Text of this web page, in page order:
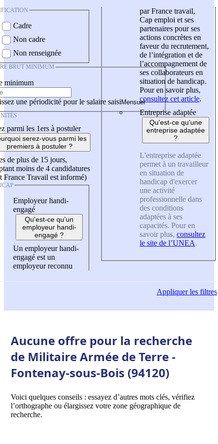
Cadre
Non cadre
Non renseignée
BRUT MINIMUM
minimum
une périodicité pour le salaire saisi
parmi les 1ers à postuler
serez-vous parmi les
premiers à postuler ?
de plus de 15 jours,
moins de 4 candidatures
France Travail est informé)
Employeur handi-
engagé
Qu'est-ce qu'un
employeur handi-
engagé ?
Un employeur handi-
engagé est un
employeur reconnu
par France travail,
Cap emploi et ses
partenaires pour ses
actions concrètes en
faveur du recrutement,
de l’intégration et de
l’accompagnement de
ses collaborateurs en
situation de handicap.
Pour en savoir plus,
consultez cet article.
Entreprise adaptée
Qu'est-ce qu'une
entreprise adaptée
?
L'entreprise adaptée
permet à un travailleur
en situation de
handicap d'exercer
une activité
professionnelle dans
des conditions
adaptées à ses
capacités. Pour en
savoir plus, consultez
le site de l’UNEA.
Appliquerles filtres
Aucune offre pour la recherche
de Militaire Armée de Terre -
Fontenay-sous-Bois (94120)
Voici quelques conseils : essayez d’autres mots clés, vérifiez
l’orthographe ou élargissez votre zone géographique de
recherche.